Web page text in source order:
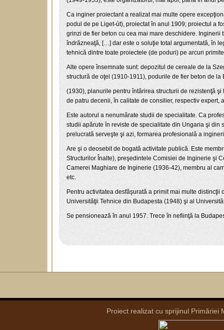
Ca inginer proiectant a realizat mai multe opere
podul de pe Liget-út), proiectat în anul 1909; proiectul a
grinzi de fier beton cu cea mai mare deschidere.
îndrăzneaţă, […] dar este o soluţie total argumentată, în
tehnică dintre toate proiectele (de poduri) pe arcuri
Alte opere însemnate sunt: depozitul de cereale de la
structură de oţel (1910-1911), podurile de fier beton de
(1930), planurile pentru întărirea structurii de rezistenţă
de patru decenii, în calitate de consilier, respectiv
Este autorul a nenumărate studii de specialitate. Ca
studii apărute în reviste de specialitate din Ungaria şi din
prelucrată serveşte şi azi, formarea profesională a
Are şi o deosebit de bogată activitate publică. Este
Structurilor Înalte), preşedintele Comisiei de Inginerie şi
Camerei Maghiare de Inginerie (1936-42), membru al
etc.
Pentru activitatea desfăşurată a primit mai multe
Universităţii Tehnice din Budapesta (1948) şi al
Se pensionează în anul 1957. Trece în nefiinţă la
Proiect realizat cu sprijinul Primăriei